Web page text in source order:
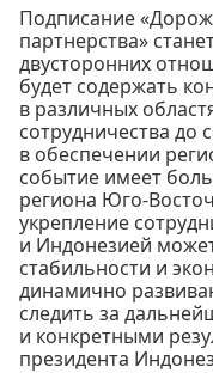
Подписание
партнерства»
двусторонних
будет содержать
в различных
сотрудничества до
в обеспечении
событие имеет
региона Юго-
укрепление
и Индонезией
стабильности и
динамично
следить за
и конкретными
президента